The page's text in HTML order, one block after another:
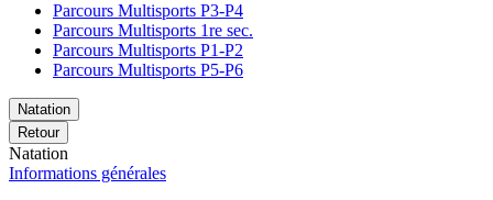
Parcours Multisports P3-P4
Parcours Multisports 1re sec.
Parcours Multisports P1-P2
Parcours Multisports P5-P6
Natation
Retour
Natation
Informations générales